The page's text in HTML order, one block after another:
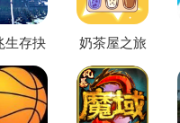
生存抉
奶茶屋之旅